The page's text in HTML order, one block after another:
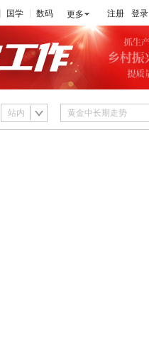
国学 数码 更多 注册 登录
站内